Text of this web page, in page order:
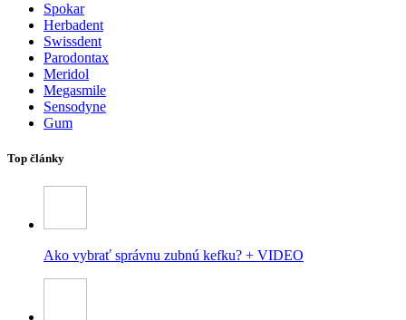
Spokar
Herbadent
Swissdent
Parodontax
Meridol
Megasmile
Sensodyne
Gum
Top články
Ako vybrať správnu zubnú kefku? + VIDEO